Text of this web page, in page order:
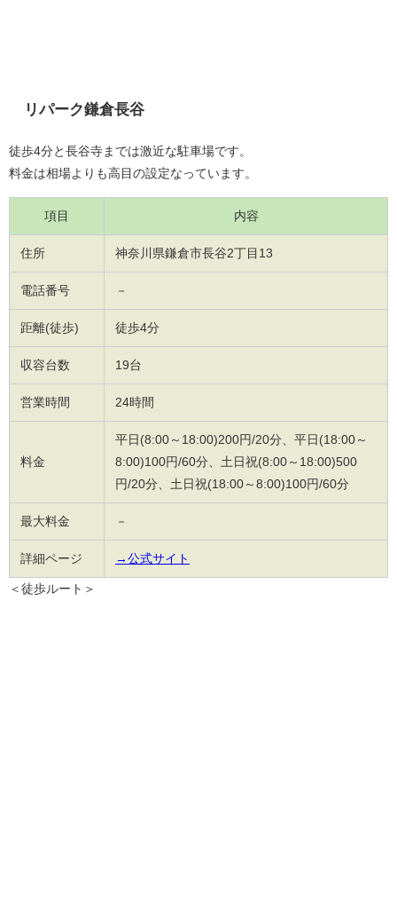
リパーク鎌倉長谷
徒歩4分と長谷寺までは激近な駐車場です。
料金は相場よりも高目の設定なっています。
項目 内容
住所 神奈川県鎌倉市長谷2丁目13
電話番号 －
距離(徒歩) 徒歩4分
収容台数 19台
営業時間 24時間
料金
平日(8:00～18:00)200円/20分、平日(18:00～
8:00)100円/60分、土日祝(8:00～18:00)500
円/20分、土日祝(18:00～8:00)100円/60分
最大料金 －
詳細ページ →公式サイト
＜徒歩ルート＞